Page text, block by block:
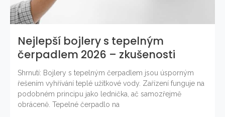
Nejlepší bojlery s tepelným
čerpadlem 2026 – zkušenosti
Shrnutí: Bojlery s tepelným čerpadlem jsou úsporným
řešením vyhřívání teplé užitkové vody. Zařízení funguje na
podobném principu jako lednička, ač samozřejmě
obráceně. Tepelné čerpadlo na